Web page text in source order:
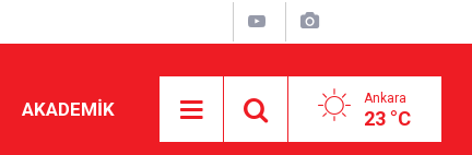
AKADEMİK Ankara
23 °C